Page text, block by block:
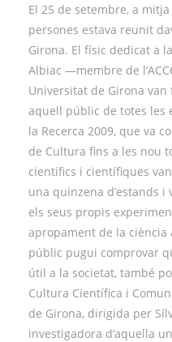
El 25 de setembre, a
persones estava reunit
Girona. El físic dedicat a
Albiac —membre de
Universitat de Girona
aquell públic de totes les
la Recerca 2009, que va
de Cultura fins a les nou
científics i científiques
una quinzena d’estands
els seus propis
apropament de la ciència
públic pugui comprovar
útil a la societat, també
Cultura Científica i
de Girona, dirigida per
investigadora d’aquella